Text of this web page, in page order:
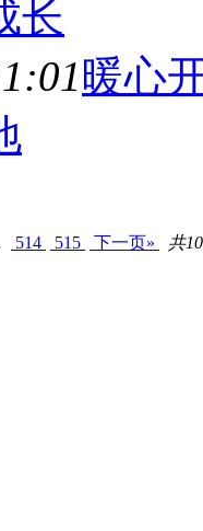
长
暖心
514 515 下一页» 共